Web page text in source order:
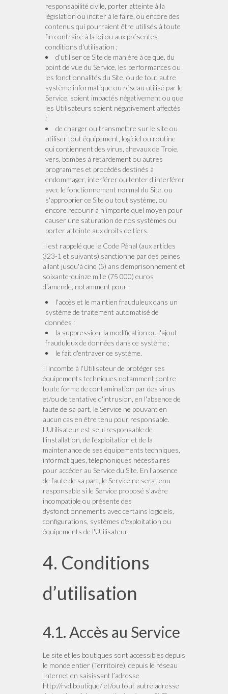
responsabilité civile, porter atteinte à la
législation ou inciter à le faire, ou encore des
contenus qui pourraient être utilisés à toute
fin contraire à la loi ou aux présentes
conditions d'utilisation ;
d’utiliser ce Site de manière à ce que, du
point de vue du Service, les performances ou
les fonctionnalités du Site, ou de tout autre
système informatique ou réseau utilisé par le
Service, soient impactés négativement ou que
les Utilisateurs soient négativement affectés
;
de charger ou transmettre sur le site ou
utiliser tout équipement, logiciel ou routine
qui contiennent des virus, chevaux de Troie,
vers, bombes à retardement ou autres
programmes et procédés destinés à
endommager, interférer ou tenter d'interférer
avec le fonctionnement normal du Site, ou
s'approprier ce Site ou tout système, ou
encore recourir à n'importe quel moyen pour
causer une saturation de nos systèmes ou
porter atteinte aux droits de tiers.
Il est rappelé que le Code Pénal (aux articles
323-1 et suivants) sanctionne par des peines
allant jusqu'à cinq (5) ans d'emprisonnement et
soixante-quinze mille (75 000) euros
d'amende, notamment pour :
l'accès et le maintien frauduleux dans un
système de traitement automatisé de
données ;
la suppression, la modification ou l'ajout
frauduleux de données dans ce système ;
le fait d'entraver ce système.
Il incombe à l'Utilisateur de protéger ses
équipements techniques notamment contre
toute forme de contamination par des virus
et/ou de tentative d'intrusion, en l'absence de
faute de sa part, le Service ne pouvant en
aucun cas en être tenu pour responsable.
L'Utilisateur est seul responsable de
l'installation, de l'exploitation et de la
maintenance de ses équipements techniques,
informatiques, téléphoniques nécessaires
pour accéder au Service du Site. En l'absence
de faute de sa part, le Service ne sera tenu
responsable si le Service proposé s'avère
incompatible ou présente des
dysfonctionnements avec certains logiciels,
configurations, systèmes d'exploitation ou
équipements de l'Utilisateur.
4. Conditions
d’utilisation
4.1. Accès au Service
Le site et les boutiques sont accessibles depuis
le monde entier (Territoire), depuis le réseau
Internet en saisissant l’adresse
http://rvd.boutique/ et/ou tout autre adresse